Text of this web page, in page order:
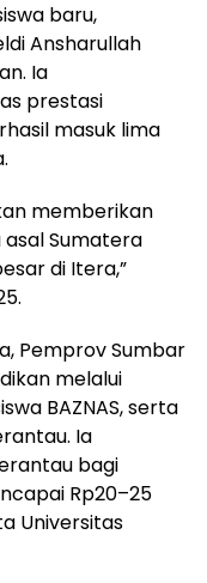
baru,
Ansharullah
Ia
prestasi
masuk lima
memberikan
asal Sumatera
di Itera,”
Pemprov Sumbar
melalui
BAZNAS, serta
Ia
bagi
Rp20–25
Universitas